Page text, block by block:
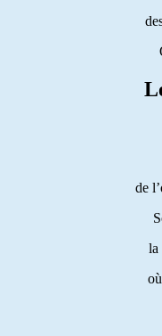
de
la